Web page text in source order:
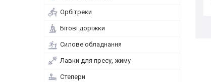
Орбітреки
Бігові доріжки
Силове обладнання
Лавки для пресу, жиму
Степери